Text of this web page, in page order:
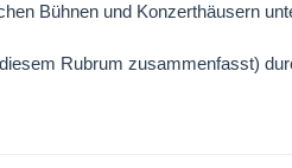
Bühnen und Konzerthäusern
Rubrum zusammenfasst)